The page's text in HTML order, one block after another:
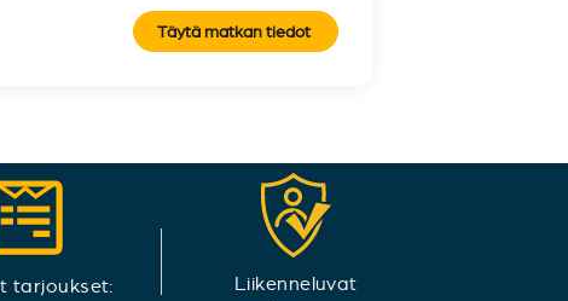
Täytä matkan tiedot
tarjoukset:
Liikenneluvat